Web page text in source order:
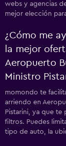
webs y agencias
mejor elección
¿Cómo me
la mejor
Aeropuerto
Ministro
momondo te
arriendo en
Pistarini, ya que
filtros. Puedes
tipo de auto, la